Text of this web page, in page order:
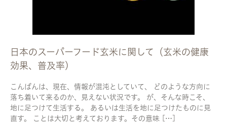
日本のスーパーフード玄米に関して（玄米の健康
効果、普及率）
こんばんは、現在、情報が混沌としていて、 どのような方向に
落ち着いて来るのか、見えない状況です。 が、そんな時こそ、
地に足つけて生活する。 あるいは生活を地に足つけたものに見
直す。 ことは大切と考えております。その意味 […]